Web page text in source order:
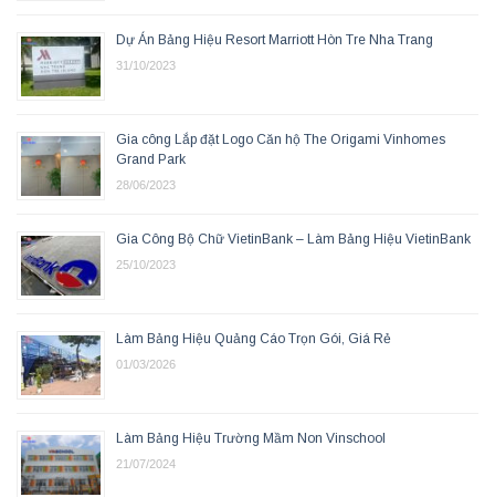
Dự Án Bảng Hiệu Resort Marriott Hòn Tre Nha Trang
31/10/2023
Gia công Lắp đặt Logo Căn hộ The Origami Vinhomes
Grand Park
28/06/2023
Gia Công Bộ Chữ VietinBank – Làm Bảng Hiệu VietinBank
25/10/2023
Làm Bảng Hiệu Quảng Cáo Trọn Gói, Giá Rẻ
01/03/2026
Làm Bảng Hiệu Trường Mầm Non Vinschool
21/07/2024